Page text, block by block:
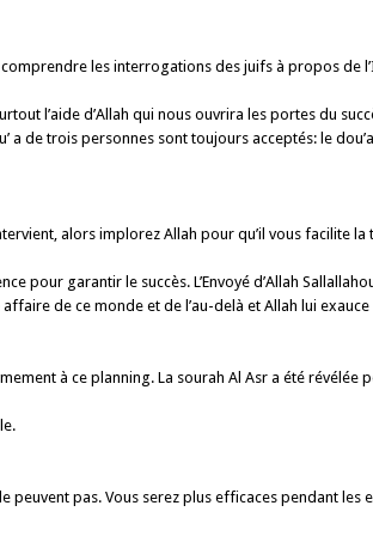
comprendre les interrogations des juifs à propos de
l’aide d’Allah qui nous ouvrira les portes du
a de trois personnes sont toujours acceptés: le
alors implorez Allah pour qu’il vous facilite la
pour garantir le succès. L’Envoyé d’Allah
de ce monde et de l’au-delà et Allah lui
à ce planning. La sourah Al Asr a été révélée
pas. Vous serez plus efficaces pendant les